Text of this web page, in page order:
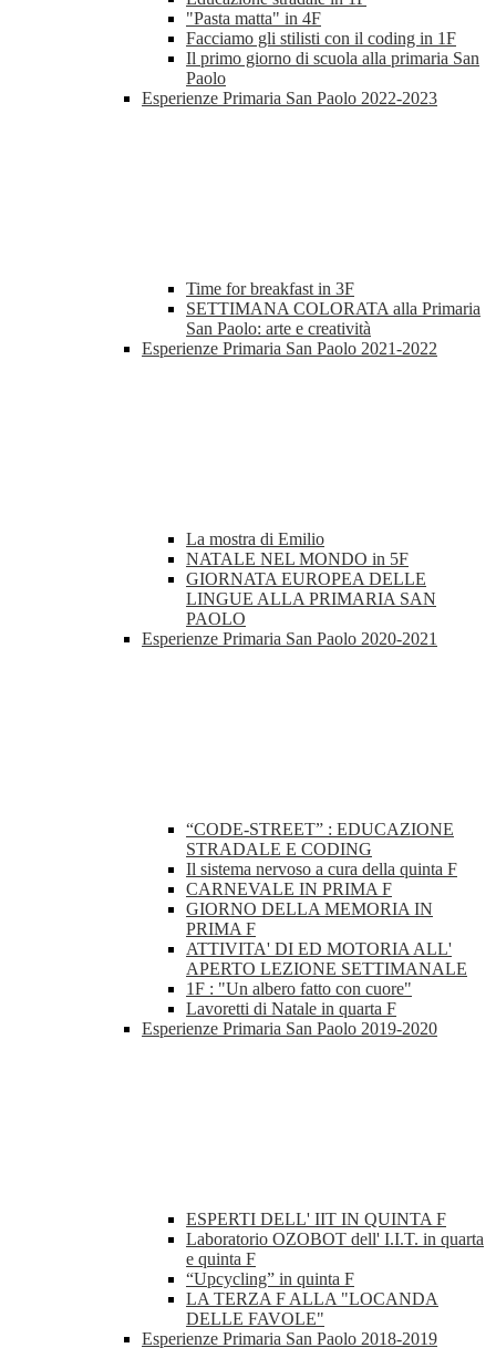
"Pasta matta" in 4F
Facciamo gli stilisti con il coding in 1F
Il primo giorno di scuola alla primaria San
Paolo
Esperienze Primaria San Paolo 2022-2023
Time for breakfast in 3F
SETTIMANA COLORATA alla Primaria
San Paolo: arte e creatività
Esperienze Primaria San Paolo 2021-2022
La mostra di Emilio
NATALE NEL MONDO in 5F
GIORNATA EUROPEA DELLE
LINGUE ALLA PRIMARIA SAN
PAOLO
Esperienze Primaria San Paolo 2020-2021
“CODE-STREET” : EDUCAZIONE
STRADALE E CODING
Il sistema nervoso a cura della quinta F
CARNEVALE IN PRIMA F
GIORNO DELLA MEMORIA IN
PRIMA F
ATTIVITA' DI ED MOTORIA ALL'
APERTO LEZIONE SETTIMANALE
1F : "Un albero fatto con cuore"
Lavoretti di Natale in quarta F
Esperienze Primaria San Paolo 2019-2020
ESPERTI DELL' IIT IN QUINTA F
Laboratorio OZOBOT dell' I.I.T. in quarta
e quinta F
“Upcycling” in quinta F
LA TERZA F ALLA "LOCANDA
DELLE FAVOLE"
Esperienze Primaria San Paolo 2018-2019